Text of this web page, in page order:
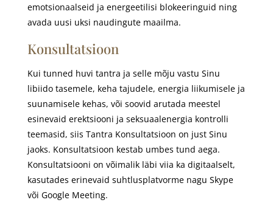
emotsionaalseid ja energeetilisi blokeeringuid ning
avada uusi uksi naudingute maailma.
Konsultatsioon
Kui tunned huvi tantra ja selle mõju vastu Sinu
libiido tasemele, keha tajudele, energia liikumisele ja
suunamisele kehas, või soovid arutada meestel
esinevaid erektsiooni ja seksuaalenergia kontrolli
teemasid, siis Tantra Konsultatsioon on just Sinu
jaoks. Konsultatsioon kestab umbes tund aega.
Konsultatsiooni on võimalik läbi viia ka digitaalselt,
kasutades erinevaid suhtlusplatvorme nagu Skype
või Google Meeting.